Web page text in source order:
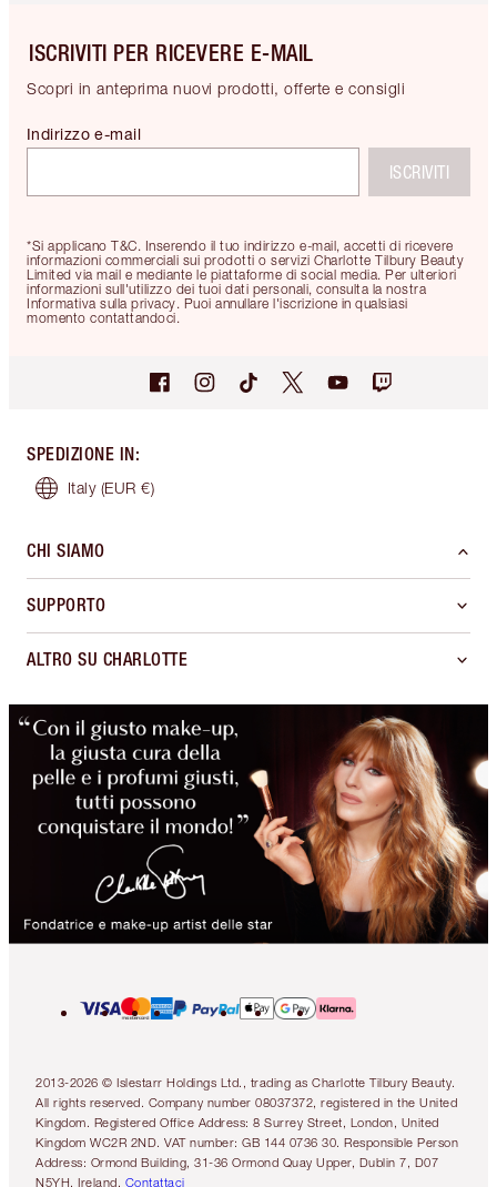
ISCRIVITI PER RICEVERE E-MAIL
Scopri in anteprima nuovi prodotti, offerte e consigli
*Si applicano T&C. Inserendo il tuo indirizzo e-mail, accetti di ricevere
informazioni commerciali sui prodotti o servizi Charlotte Tilbury Beauty
Limited via mail e mediante le piattaforme di social media. Per ulteriori
informazioni sull'utilizzo dei tuoi dati personali, consulta la nostra
Informativa sulla privacy. Puoi annullare l'iscrizione in qualsiasi
momento contattandoci.
Indirizzo e-mail
ISCRIVITI
SPEDIZIONE IN:
Italy (EUR €)
CHI SIAMO
SUPPORTO
ALTRO SU CHARLOTTE
2013-2026 © Islestarr Holdings Ltd., trading as Charlotte Tilbury Beauty.
All rights reserved. Company number 08037372, registered in the United
Kingdom. Registered Office Address: 8 Surrey Street, London, United
Kingdom WC2R 2ND. VAT number: GB 144 0736 30. Responsible Person
Address: Ormond Building, 31-36 Ormond Quay Upper, Dublin 7, D07
N5YH, Ireland. Contattaci